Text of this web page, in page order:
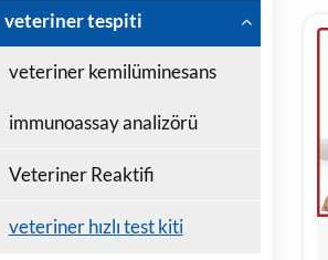
veteriner tespiti
veteriner kemilüminesans
immunoassay analizörü
Veteriner Reaktifi
veteriner hızlı test kiti